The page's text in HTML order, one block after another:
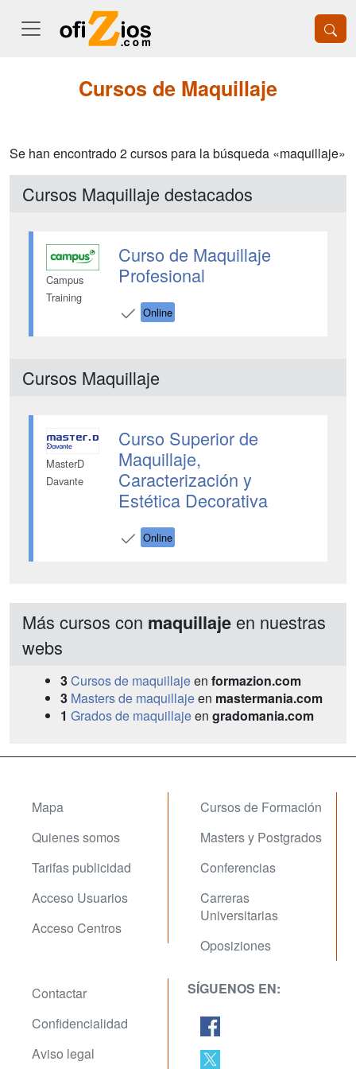
Cursos de Maquillaje
Se han encontrado 2 cursos para la búsqueda «maquillaje»
Cursos Maquillaje destacados
Campus
Training
Curso de Maquillaje
Profesional
Online
Cursos Maquillaje
MasterD
Davante
Curso Superior de
Maquillaje,
Caracterización y
Estética Decorativa
Online
Más cursos con maquillaje en nuestras
webs
3Cursos de maquillajeen formazion.com
3 Masters de maquillajeen mastermania.com
1 Grados de maquillajeen gradomania.com
Mapa
Quienes somos
Tarifas publicidad
Acceso Usuarios
Acceso Centros
Cursos de Formación
Masters y Postgrados
Conferencias
Carreras
Universitarias
Oposiziones
Contactar
Confidencialidad
Aviso legal
SÍGUENOS EN: